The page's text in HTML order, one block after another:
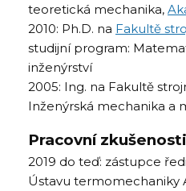
teoretická mechanika,
2010: Ph.D. na Fakultě
studijní program:
inženýrství
2005: Ing. na Fakultě
Inženýrská mechanika a
Pracovní zkušenosti
2019 do teď: zástupce
Ústavu termomechaniky